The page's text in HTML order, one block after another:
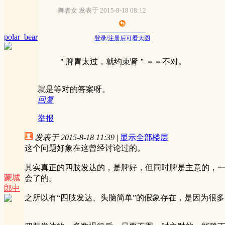
polar_bear
舞者女 发表于 2015-8-18 08:12
登录/注册后可看大图
＂脾胃太过，就约束肾＂＝＝不对。
就是等对的答案呀。
回复
举报
蒙城
郎中
发表于 2015-8-18 11:39 | 显示全部楼层
这个问题好象在这曾经讨论过的。
其实真正的四肢发达的，是脾好，但同时脾是主意的，
会了的。
之所以有“四肢发达、头脑简单”的假象存在，是因为很